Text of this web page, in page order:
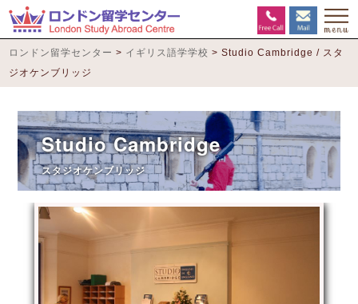
ロンドン留学センター > イギリス語学学校 >Studio Cambridge / スタ
ジオケンブリッジ
Studio Cambridge
スタジオケンブリッジ